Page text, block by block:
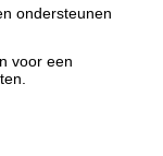
ondersteunen
voor een